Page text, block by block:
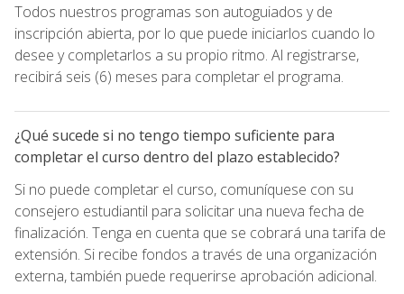
Todos nuestros programas son autoguiados y de
inscripción abierta, por lo que puede iniciarlos cuando lo
desee y completarlos a su propio ritmo. Al registrarse,
recibirá seis (6) meses para completar el programa.
¿Qué sucede si no tengo tiempo suficiente para
completar el curso dentro del plazo establecido?
Si no puede completar el curso, comuníquese con su
consejero estudiantil para solicitar una nueva fecha de
finalización. Tenga en cuenta que se cobrará una tarifa de
extensión. Si recibe fondos a través de una organización
externa, también puede requerirse aprobación adicional.